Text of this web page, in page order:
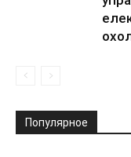
Популярное